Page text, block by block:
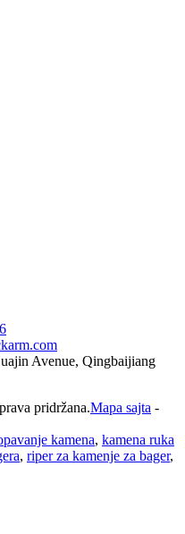
Avenue, Qingbaijiang
pridržana.Mapa sajta -
kamena, kamena ruka
, riper za kamenje za bager,